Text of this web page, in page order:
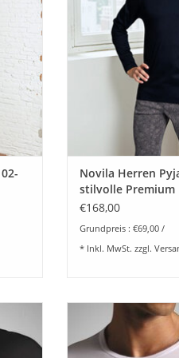
Griff
ZUM
Novila Herren
stilvolle Premium
€168,00
Grundpreis : €69,00 /
* Inkl. MwSt. zzgl.
-
Natural Comfort T-
Tagwäsche für
angenehmer